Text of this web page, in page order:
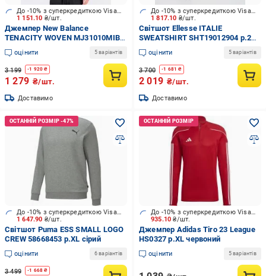
1 151.10 ₴/шт.
До -10% з суперкредиткою Visa Вигода
Джемпер New Balance
TENACITY WOVEN MJ31010MIB
р. S синій
оцінити 5 варіантів
3 199 -1 920 ₴
1 279 ₴/шт.
Доставимо
1 817.10 ₴/шт.
До -10% з суперкредиткою Visa Вигода
Світшот Ellesse ITALIE
SWEATSHIRT SHT19012904 р.2XL
бежевий
оцінити 5 варіантів
3 700 -1 681 ₴
2 019 ₴/шт.
Доставимо
1 647.90 ₴/шт.
До -10% з суперкредиткою Visa Вигода
Світшот Puma ESS SMALL LOGO
CREW 58668453 р.XL сірий
оцінити 6 варіантів
3 499 -1 668 ₴
935.10₴/шт.
До -10% з суперкредиткою Visa Вигода
Джемпер Adidas Tiro 23 League
HS0327 р.XL червоний
оцінити 5 варіантів